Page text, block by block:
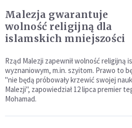
Malezja gwarantuje
wolność religijną dla
islamskich mniejszości
Rząd Malezji zapewnił wolność religijną
wyznaniowym, m.in. szyitom. Prawo to
"nie będą próbowały krzewić swojej
Malezji", zapowiedział 12 lipca premier
Mohamad.